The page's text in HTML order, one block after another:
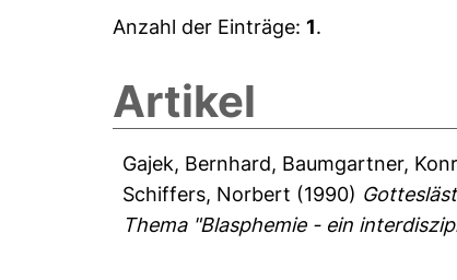
Anzahl der Einträge:1.
Artikel
Gajek, Bernhard, Baumgartner,
Schiffers, Norbert (1990)
Thema "Blasphemie - ein